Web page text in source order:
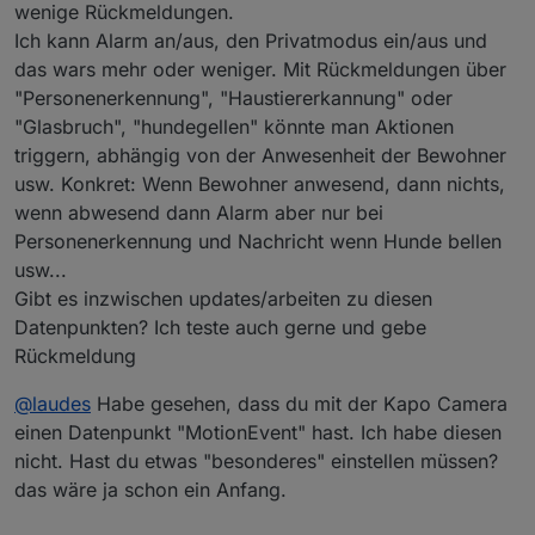
darzustellen?
Der bisherige Datenpunkt "MotionEvent" ist
ausschließlich für die allgemeine
Bewegungserkennung zuständig.
wenige Rückmeldungen.
Ich kann Alarm an/aus, den Privatmodus ein/aus und
das wars mehr oder weniger. Mit Rückmeldungen über
"Personenerkennung", "Haustiererkannung" oder
"Glasbruch", "hundegellen" könnte man Aktionen
triggern, abhängig von der Anwesenheit der Bewohner
usw. Konkret: Wenn Bewohner anwesend, dann nichts,
wenn abwesend dann Alarm aber nur bei
Personenerkennung und Nachricht wenn Hunde bellen
usw...
Gibt es inzwischen updates/arbeiten zu diesen
Datenpunkten? Ich teste auch gerne und gebe
Rückmeldung
@laudes Habe gesehen, dass du mit der Kapo Camera
einen Datenpunkt "MotionEvent" hast. Ich habe diesen
nicht. Hast du etwas "besonderes" einstellen müssen?
das wäre ja schon ein Anfang.